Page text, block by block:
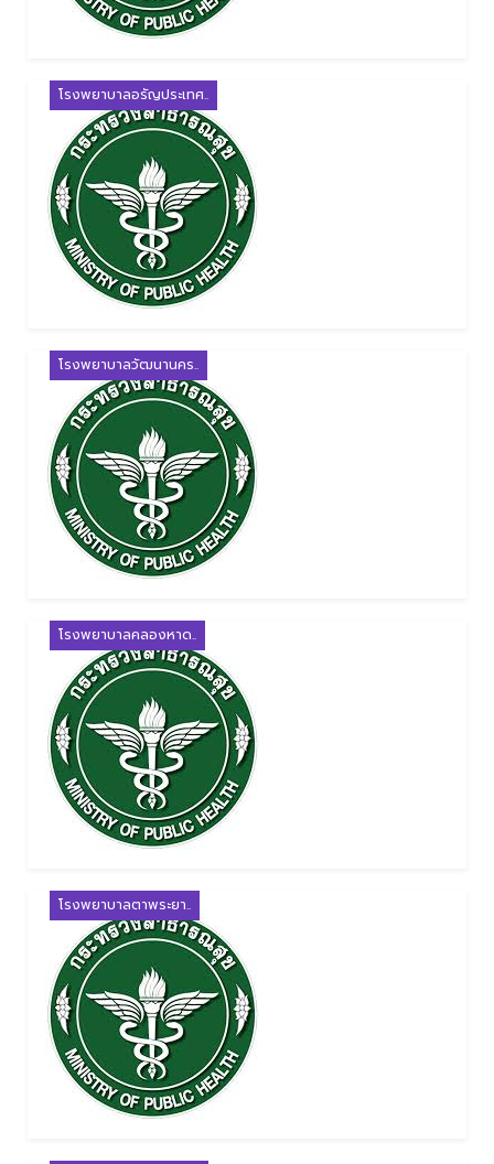
โรงพยาบาลอรัญประเทศ..
โรงพยาบาลวัฒนานคร..
โรงพยาบาลคลองหาด..
โรงพยาบาลตาพระยา..